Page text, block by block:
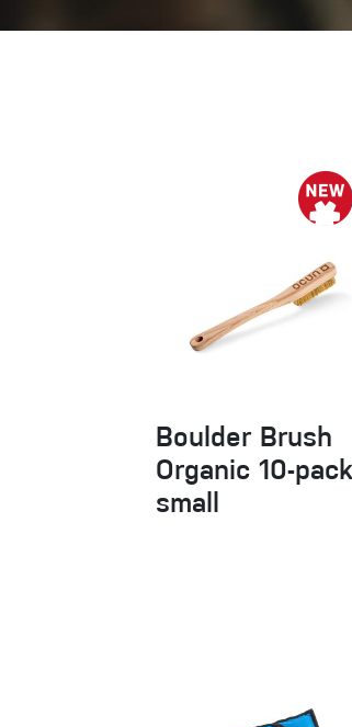
Handschuhe
Boulder Brush
Organic 10-
small